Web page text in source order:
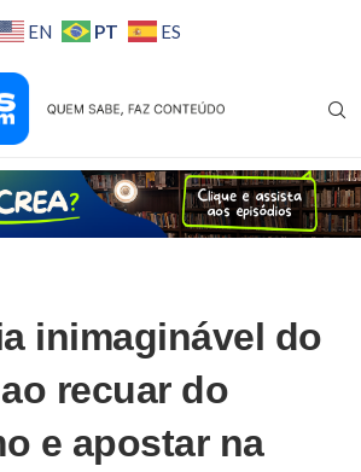
EN PT ES
inimaginável do
recuar do
e apostar na